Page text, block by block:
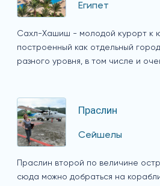
Египет
Сахл-Хашиш - молодой курорт к
построенный как отдельный
разного уровня, в том числе и
Праслин
Сейшелы
Праслин второй по величине
сюда можно добраться на